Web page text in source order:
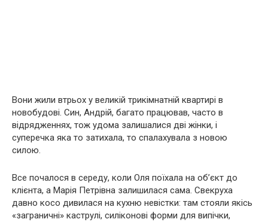
Вони жили втрьох у великій трикімнатній квартирі в
новобудові. Син, Андрій, багато працював, часто в
відрядженнях, тож удома залишалися дві жінки, і
суперечка яка то затихала, то спалахувала з новою
силою.
Все почалося в середу, коли Оля поїхала на об’єкт до
клієнта, а Марія Петрівна залишилася сама. Свекруха
давно косо дивилася на кухню невістки: там стояли якісь
«заграничні» каструлі, силіконові форми для випічки,